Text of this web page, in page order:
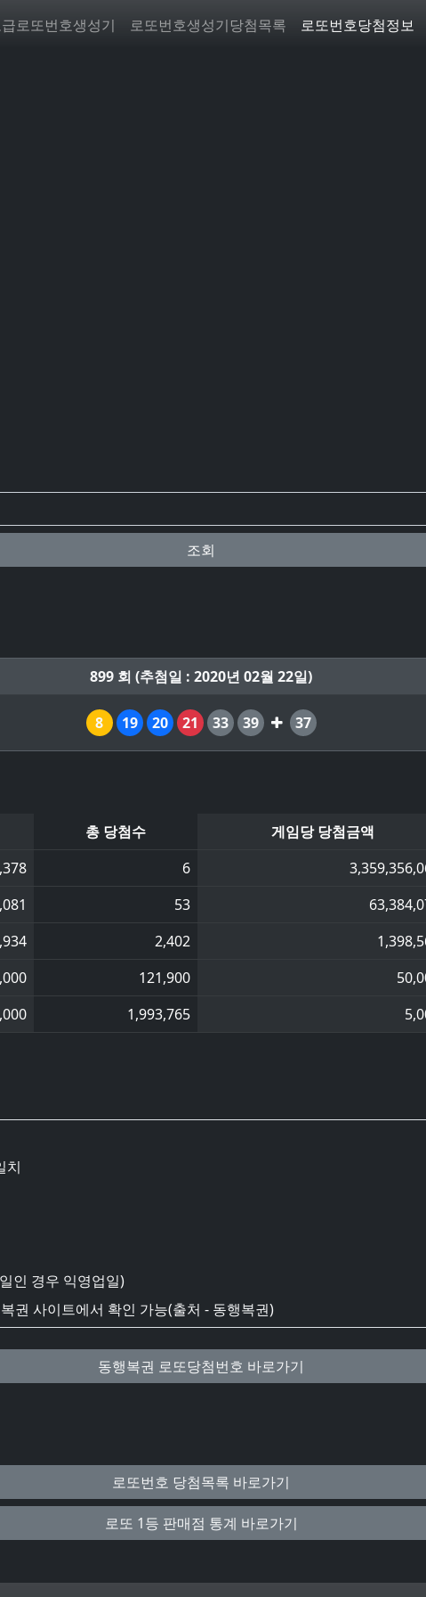
로또번호생성기 로또번호생성기당첨목록 로또번호당첨정보
조회
899 회 (추첨일 : 2020년 02월 22일)
8 19 20 21 33 39 37
총 당첨수 게임당 당첨금액
6
53
2,402
121,900
1,993,765
치
인 경우 익영업일)
권 사이트에서 확인 가능(출처 - 동행복권)
동행복권 로또당첨번호 바로가기
로또번호 당첨목록 바로가기
로또 1등 판매점 통계 바로가기